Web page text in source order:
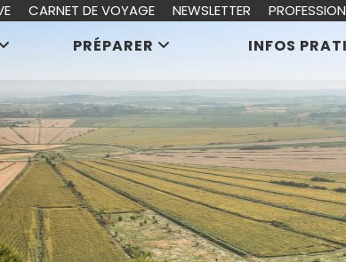
PRÉPARER INFOS
CARNET DE VOYAGE NEWSLETTER